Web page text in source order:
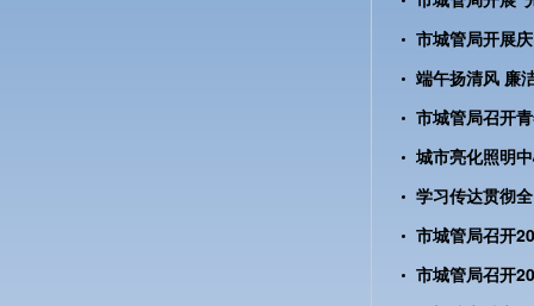
市城管局开展
端午扬清风 廉
市城管局召开
学习传达贯彻
市城管局召开
市城管局召开